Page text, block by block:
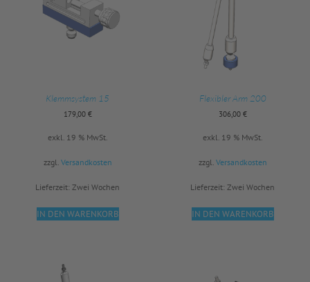
Klemmsystem 15
179,00 €
exkl. 19 % MwSt.
zzgl. Versandkosten
Lieferzeit: Zwei Wochen
IN DEN WARENKORB
Flexibler Arm 200
306,00 €
exkl. 19 % MwSt.
zzgl. Versandkosten
Lieferzeit: Zwei Wochen
IN DEN WARENKORB